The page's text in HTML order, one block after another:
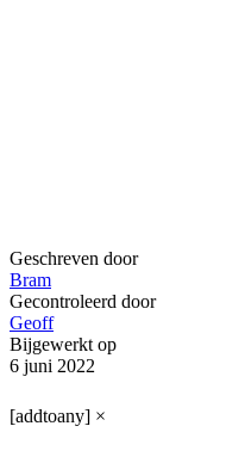
Geschreven door
Bram
Gecontroleerd door
Geoff
Bijgewerkt op
6 juni 2022
[addtoany] ×